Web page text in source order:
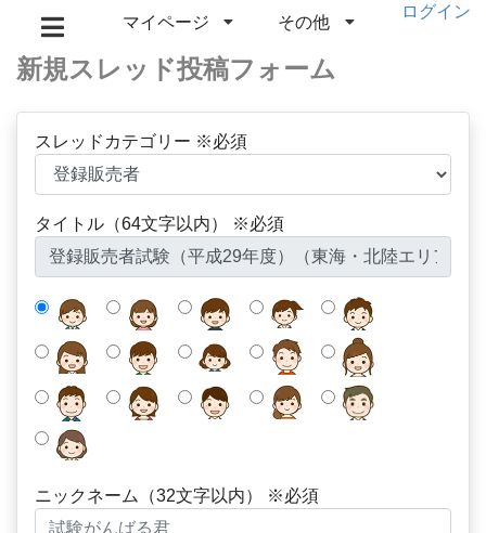
マイページ その他
ログイン
新規スレッド投稿フォーム
スレッドカテゴリー ※必須
タイトル（64文字以内） ※必須
ニックネーム（32文字以内） ※必須